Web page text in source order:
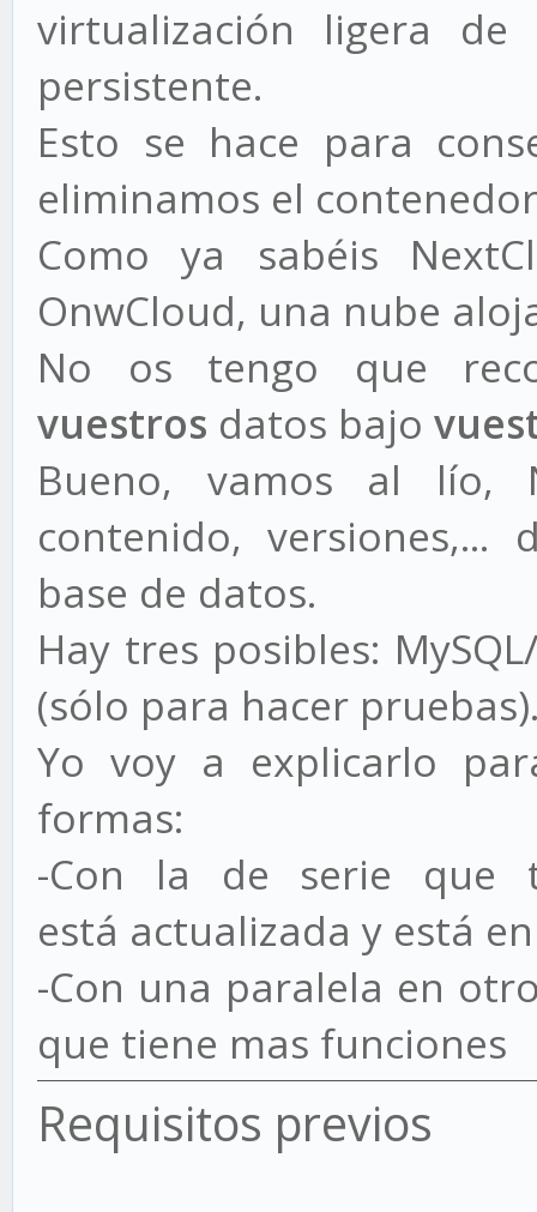
virtualización ligera de
persistente.
Esto se hace para
eliminamos el
Como ya sabéis
OnwCloud, una nube
No os tengo que
vuestros datos bajo
Bueno, vamos al lío,
contenido,
base de datos.
Hay tres posibles:
(sólo para hacer
Yo voy a explicarlo
formas:
-Con la de serie que
está actualizada y está
-Con una paralela en
que tiene mas funciones
Requisitos previos